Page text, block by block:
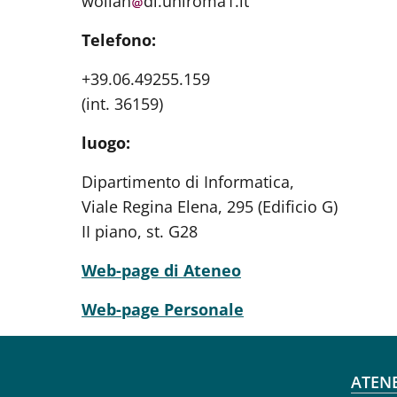
Telefono:
+39.06.49255.159
(int. 36159)
luogo:
Dipartimento di Informatica,
Viale Regina Elena, 295 (Edificio G)
II piano, st. G28
Web-page di Ateneo
Web-page Personale